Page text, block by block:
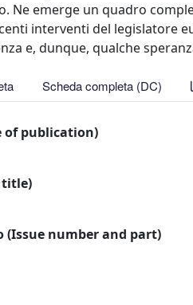
Ne emerge un quadro
interventi del legislatore
e, dunque, qualche
Scheda completa (DC)
of publication)
title)
(Issue number and part)